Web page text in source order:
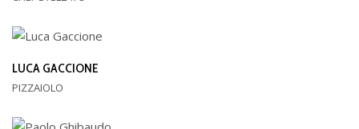
LUCA GACCIONE
PIZZAIOLO